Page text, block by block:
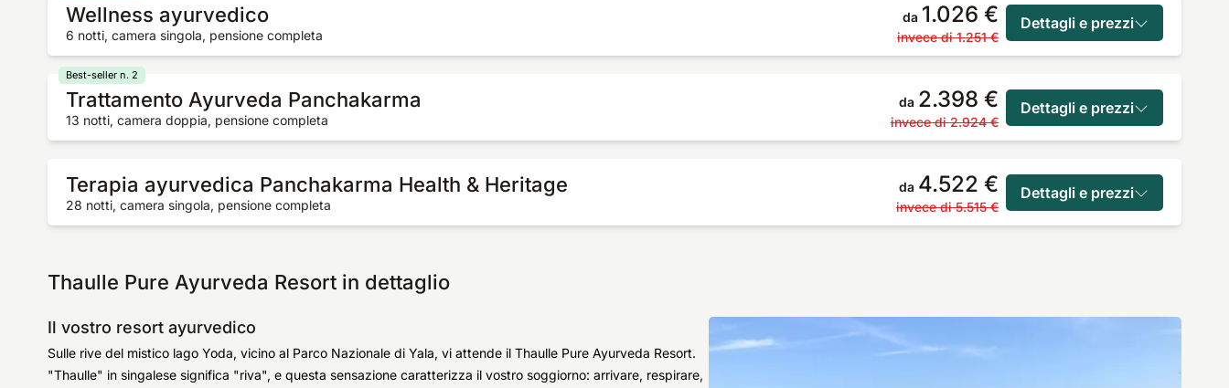
Wellness ayurvedico
6 notti, camera singola, pensione completa
da 1.026 €
invece di 1.251 €
Dettagli e prezzi
Trattamento Ayurveda Panchakarma
13 notti, camera doppia, pensione completa
da 2.398 €
invece di 2.924 €
Dettagli e prezzi
Best-seller n. 2
Terapia ayurvedica Panchakarma Health & Heritage
28 notti, camera singola, pensione completa
da 4.522 €
invece di 5.515 €
Dettagli e prezzi
Thaulle Pure Ayurveda Resort in dettaglio
Il vostro resort ayurvedico
Sulle rive del mistico lago Yoda, vicino al Parco Nazionale di Yala, vi attende il Thaulle Pure Ayurveda Resort.
"Thaulle" in singalese significa "riva", e questa sensazione caratterizza il vostro soggiorno: arrivare, respirare,